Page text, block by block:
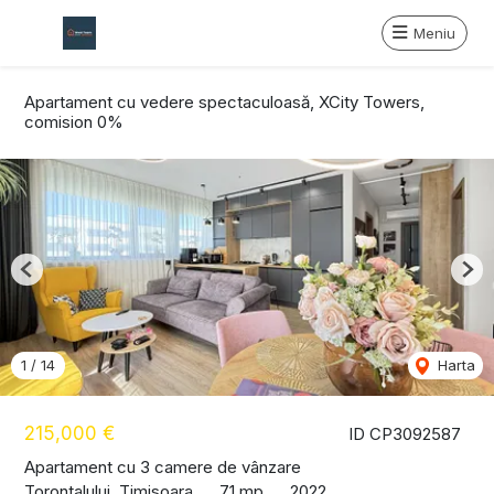
Meniu
Apartament cu vedere spectaculoasă, XCity Towers,
comision 0%
ID CP3092587
215,000 €
Apartament cu 3 camere de vânzare
1 / 14 Harta
Previous